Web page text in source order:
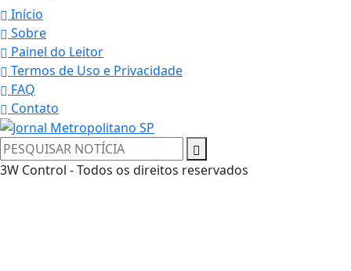
Início
Sobre
Painel do Leitor
Termos de Uso e Privacidade
FAQ
Contato
3W Control - Todos os direitos reservados